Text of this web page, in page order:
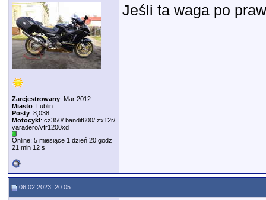
Zarejestrowany: Mar 2012
Miasto: Lublin
Posty: 8,038
Motocykl: cz350/ bandit600/ zx12r/
varadero/vfr1200xd
Online: 5 miesiące 1 dzień 20 godz
21 min 12 s
Jeśli ta waga po
06.02.2023, 20:05